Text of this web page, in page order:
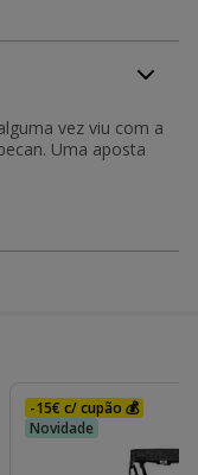
vez viu com a
Uma aposta
-15€ c/ cupão 💰
Novidade